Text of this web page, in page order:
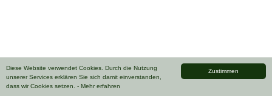
Zustimmen
Diese Website verwendet Cookies. Durch die Nutzung
unserer Services erklären Sie sich damit einverstanden,
dass wir Cookies setzen. - Mehr erfahren